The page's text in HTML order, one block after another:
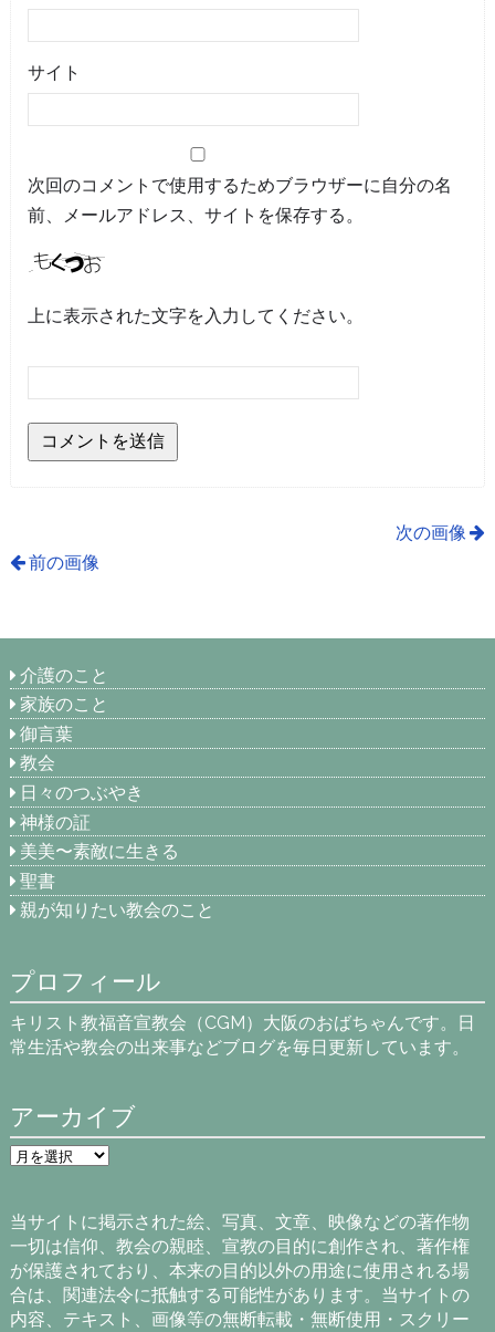
サイト
次回のコメントで使用するためブラウザーに自分の名
前、メールアドレス、サイトを保存する。
上に表示された文字を入力してください。
次の画像
前の画像
介護のこと
家族のこと
御言葉
教会
日々のつぶやき
神様の証
美美〜素敵に生きる
聖書
親が知りたい教会のこと
プロフィール
キリスト教福音宣教会（CGM）大阪のおばちゃんです。日
常生活や教会の出来事などブログを毎日更新しています。
アーカイブ
ア
ー
ブ
当サイトに掲示された絵、写真、文章、映像などの著作物
一切は信仰、教会の親睦、宣教の目的に創作され、著作権
が保護されており、本来の目的以外の用途に使用される場
合は、関連法令に抵触する可能性があります。当サイトの
内容、テキスト、画像等の無断転載・無断使用・スクリー